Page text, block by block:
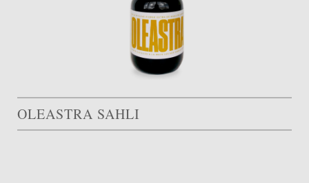
OLEASTRA SAHLI